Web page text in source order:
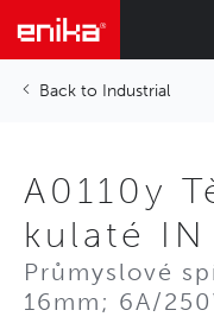
Industrial
A0110y
kulaté IN
Průmyslové
16mm; 6A/